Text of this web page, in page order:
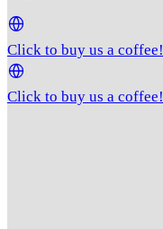
Click to buy us a coffee!
Click to buy us a coffee!